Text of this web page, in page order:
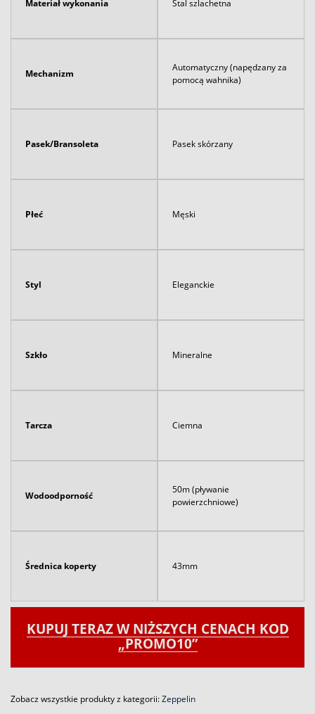
Materiał wykonania Stal szlachetna
Mechanizm
Automatyczny (napędzany za
pomocą wahnika)
Pasek/Bransoleta Pasek skórzany
Płeć Męski
Styl Eleganckie
Szkło Mineralne
Tarcza Ciemna
Wodoodporność
50m (pływanie
powierzchniowe)
Średnica koperty 43mm
KUPUJ TERAZ W NIŻSZYCH CENACH KOD
„PROMO10”
Zobacz wszystkie produkty z kategorii:Zeppelin